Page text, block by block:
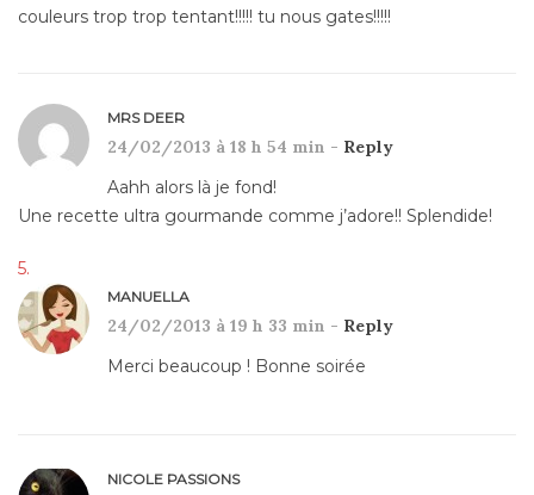
couleurs trop trop tentant!!!!! tu nous gates!!!!!
MRS DEER
24/02/2013 à 18 h 54 min - Reply
Aahh alors là je fond!
Une recette ultra gourmande comme j’adore!! Splendide!
MANUELLA
24/02/2013 à 19 h 33 min - Reply
Merci beaucoup ! Bonne soirée
NICOLE PASSIONS